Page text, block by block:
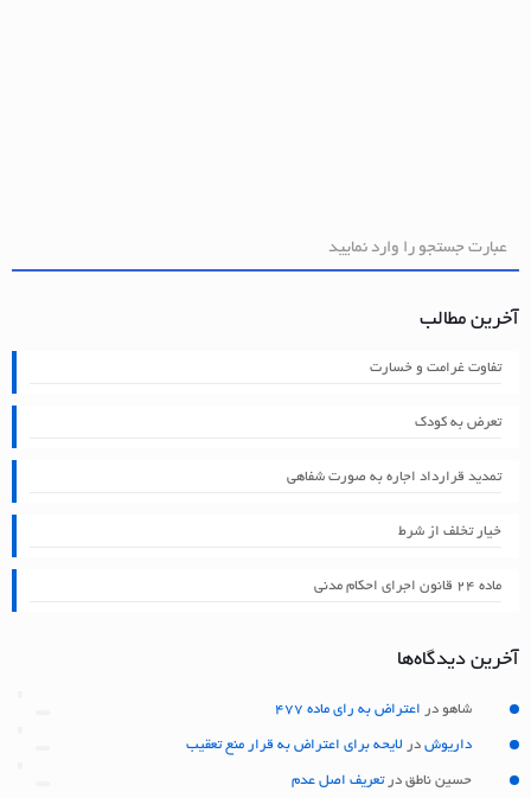
آخرین مطالب
تفاوت غرامت و خسارت
تعرض به کودک
تمدید قرارداد اجاره به صورت شفاهی
خیار تخلف از شرط
ماده ۲۴ قانون اجرای احکام مدنی
آخرین دیدگاه‌ها
شاهو در اعتراض به رای ماده 477
داریوش در لایحه برای اعتراض به قرار منع تعقیب
حسین ناطق درتعریف اصل عدم